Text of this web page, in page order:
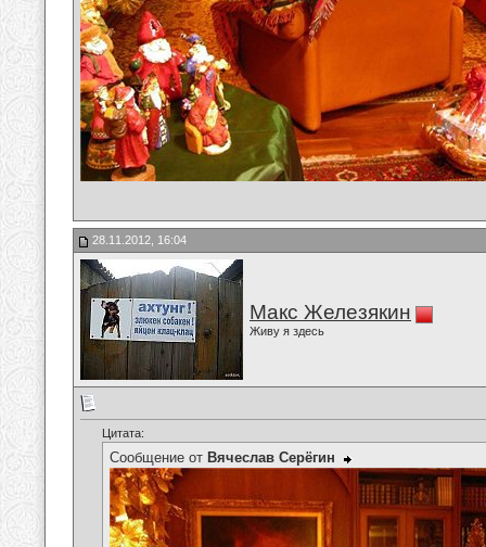
28.11.2012, 16:04
Макс Железякин
Живу я здесь
Цитата:
Сообщение от Вячеслав Серёгин